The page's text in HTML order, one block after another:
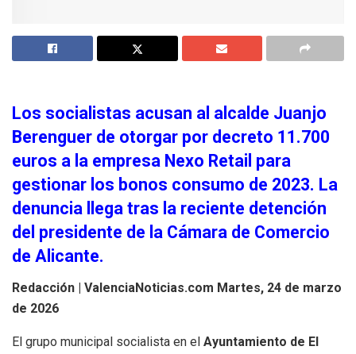
Los socialistas acusan al alcalde Juanjo
Berenguer de otorgar por decreto 11.700
euros a la empresa Nexo Retail para
gestionar los bonos consumo de 2023. La
denuncia llega tras la reciente detención
del presidente de la Cámara de Comercio
de Alicante.
Redacción | ValenciaNoticias.com Martes, 24 de marzo
de 2026
El grupo municipal socialista en el Ayuntamiento de El